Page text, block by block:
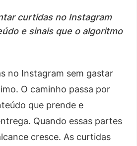
curtidas no Instagram
e sinais que o algoritmo
no Instagram sem gastar
O caminho passa por
que prende e
Quando essas partes
cresce. As curtidas